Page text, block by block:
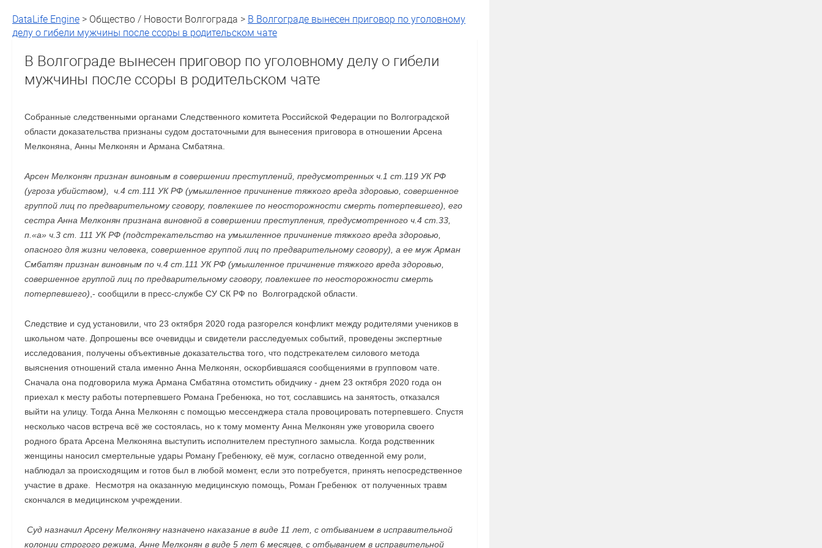
DataLife Engine > Общество / Новости Волгограда > В Волгограде вынесен приговор по уголовному
делу о гибели мужчины после ссоры в родительском чате
В Волгограде вынесен приговор по уголовному делу о гибели
мужчины после ссоры в родительском чате
Собранные следственными органами Следственного комитета Российской Федерации по Волгоградской
области доказательства признаны судом достаточными для вынесения приговора в отношении Арсена
Мелконяна, Анны Мелконян и Армана Смбатяна.
Арсен Мелконян признан виновным в совершении преступлений, предусмотренных ч.1 ст.119 УК РФ
(угроза убийством), ч.4 ст.111 УК РФ (умышленное причинение тяжкого вреда здоровью, совершенное
группой лиц по предварительному сговору, повлекшее по неосторожности смерть потерпевшего), его
сестра Анна Мелконян признана виновной в совершении преступления, предусмотренного ч.4 ст.33,
п.«а» ч.3 ст. 111 УК РФ (подстрекательство на умышленное причинение тяжкого вреда здоровью,
опасного для жизни человека, совершенное группой лиц по предварительному сговору), а ее муж Арман
Смбатян признан виновным по ч.4 ст.111 УК РФ (умышленное причинение тяжкого вреда здоровью,
совершенное группой лиц по предварительному сговору, повлекшее по неосторожности смерть
потерпевшего) ,- сообщили в пресс-службе СУ СК РФ по Волгоградской области.
Следствие и суд установили, что 23 октября 2020 года разгорелся конфликт между родителями учеников в
школьном чате. Допрошены все очевидцы и свидетели расследуемых событий, проведены экспертные
исследования, получены объективные доказательства того, что подстрекателем силового метода
выяснения отношений стала именно Анна Мелконян, оскорбившаяся сообщениями в групповом чате.
Сначала она подговорила мужа Армана Смбатяна отомстить обидчику - днем 23 октября 2020 года он
приехал к месту работы потерпевшего Романа Гребенюка, но тот, сославшись на занятость, отказался
выйти на улицу. Тогда Анна Мелконян с помощью мессенджера стала провоцировать потерпевшего. Спустя
несколько часов встреча всё же состоялась, но к тому моменту Анна Мелконян уже уговорила своего
родного брата Арсена Мелконяна выступить исполнителем преступного замысла. Когда родственник
женщины наносил смертельные удары Роману Гребенюку, её муж, согласно отведенной ему роли,
наблюдал за происходящим и готов был в любой момент, если это потребуется, принять непосредственное
участие в драке. Несмотря на оказанную медицинскую помощь, Роман Гребенюк от полученных травм
скончался в медицинском учреждении.
Суд назначил Арсену Мелконяну назначено наказание в виде 11 лет, с отбыванием в исправительной
колонии строгого режима, Анне Мелконян в виде 5 лет 6 месяцев, с отбыванием в исправительной